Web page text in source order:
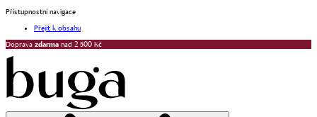
Přístupnostní navigace
Přejít k obsahu
Doprava zdarma nad 2 500 Kč